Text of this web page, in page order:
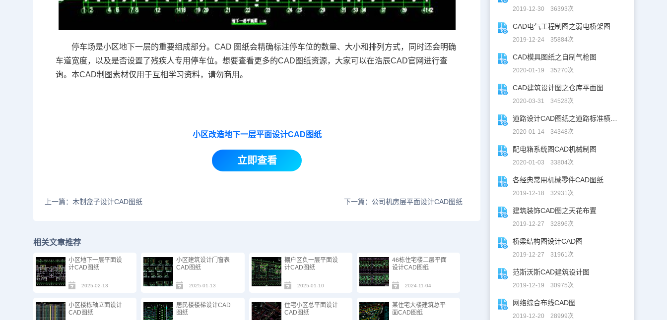
停车场是小区地下一层的重要组成部分。CAD 图纸会精确标注停车位的数量、大小和排列方式，同时还会明确
车道宽度，以及是否设置了残疾人专用停车位。想要查看更多的CAD图纸资源，大家可以在浩辰CAD官网进行查
询。本CAD制图素材仅用于互相学习资料，请勿商用。
小区改造地下一层平面设计CAD图纸
立即查看
上一篇：木制盒子设计CAD图纸 下一篇：公司机房层平面设计CAD图纸
相关文章推荐
小区地下一层平面设
计CAD图纸
2025-02-13
小区建筑设计门窗表
CAD图纸
2025-01-13
棚户区负一层平面设
计CAD图纸
2025-01-10
46栋住宅楼二层平面
设计CAD图纸
2024-11-04
小区楼栋轴立面设计
CAD图纸
居民楼楼梯设计CAD
图纸
住宅小区总平面设计
CAD图纸
某住宅大楼建筑总平
面CAD图纸
2019-12-30 36393次
CAD电气工程制图之弱电桥架图
2019-12-24 35884次
CAD模具图纸之自制气枪图
2020-01-19 35270次
CAD建筑设计图之仓库平面图
2020-03-31 34528次
2020-01-14 34348次
配电箱系统图CAD机械制图
2020-01-03 33804次
各经典常用机械零件CAD图纸
2019-12-18 32931次
建筑装饰CAD图之天花布置
2019-12-27 32896次
桥梁结构图设计CAD图
2019-12-27 31961次
范斯沃斯CAD建筑设计图
2019-12-19 30975次
网络综合布线CAD图
2019-12-20 28999次